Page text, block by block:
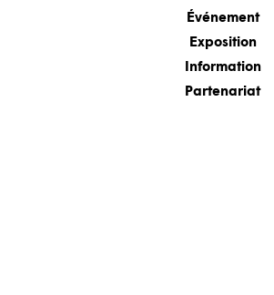
Événement
Exposition
Information
Partenariat